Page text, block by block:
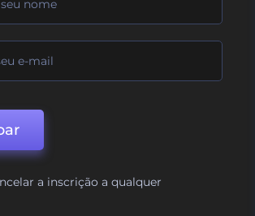
a inscrição a qualquer